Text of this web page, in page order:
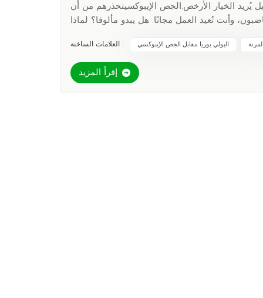
يُريد الخيار الأرخص.الجص الإيبوكسيتحذرهم من أن
وأنت تُعيد العمل مجانًا. هل يبدو مألوفا؟ لماذا
المشاريع)20-90 ثانية (إصلاح فوري)المرونةهش (الشقوق تحت الضغط)يمتد بنسبة 300٪ (بدون شقوق)مقاومة الماءيفشل
الزيوتيتعامل مع المواد الكيميائية القاسية
للحشو "الرخيص"نعم، تكلفة البولي يوريا 2-3 مرات أكثر لكل جالون من الإيبوكسي. لكن خذ بعين الاعتبار:لا
العلامات الساخنة : البولي يوريا مقابل الجص الإيبوكسي
إقرأ المزيد